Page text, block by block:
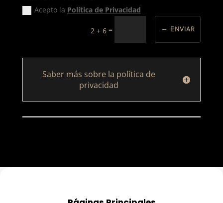
Acepto la Política de Privacidad
2 + 6= ENVIAR
Saber más sobre la política de
privacidad